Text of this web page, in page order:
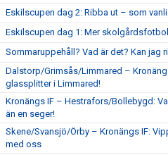
Eskilscupen dag 2: Ribba ut – som
Eskilscupen dag 1: Mer
Sommaruppehåll? Vad är det? Kan jag
Dalstorp/Grimsås/Limmared –
glassplitter i Limmared!
Kronängs IF – Hestrafors/Bollebygd:
än en seger!
Skene/Svansjö/Örby – Kronängs IF:
med oss